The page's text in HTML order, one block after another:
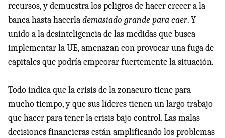
recursos, y demuestra los peligros de hacer crecer a la
banca hasta hacerlademasiado grande para caer. Y
unido a la desinteligencia de las medidas que busca
implementar la UE, amenazan con provocar una fuga de
capitales que podría empeorar fuertemente la situación.
Todo indica que la crisis de la zonaeuro tiene para
mucho tiempo, y que sus líderes tienen un largo trabajo
que hacer para tener la crisis bajo control. Las malas
decisiones financieras están amplificando los problemas